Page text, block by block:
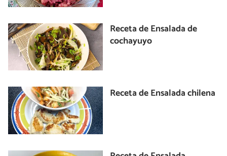
Receta de Ensalada de
cochayuyo
Receta de Ensalada chilena